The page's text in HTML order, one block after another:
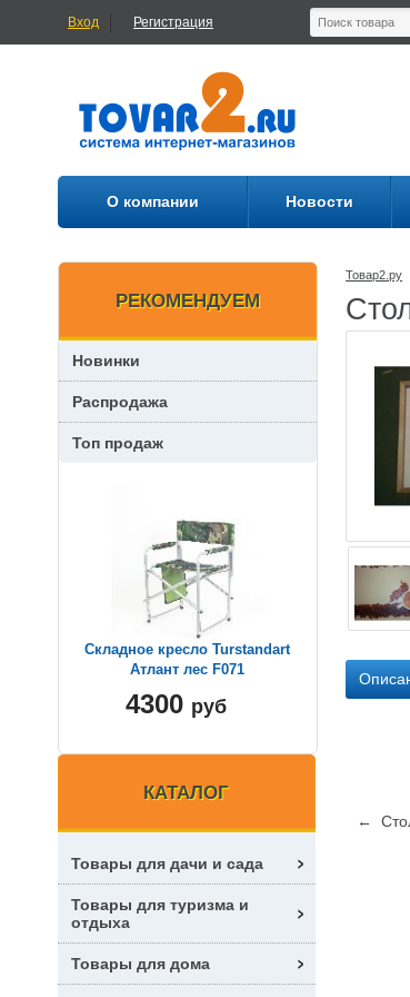
Вход Регистрация
О компании Новости
Товар2.ру
←
РЕКОМЕНДУЕМ
Новинки
Распродажа
Топ продаж
Складное кресло Turstandart
Атлант лес F071
4300 руб
КАТАЛОГ
Товары для дачи и сада
Товары для туризма и
отдыха
Товары для дома